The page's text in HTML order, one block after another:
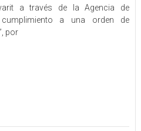
a través de la Agencia de
cumplimiento a una orden de
por